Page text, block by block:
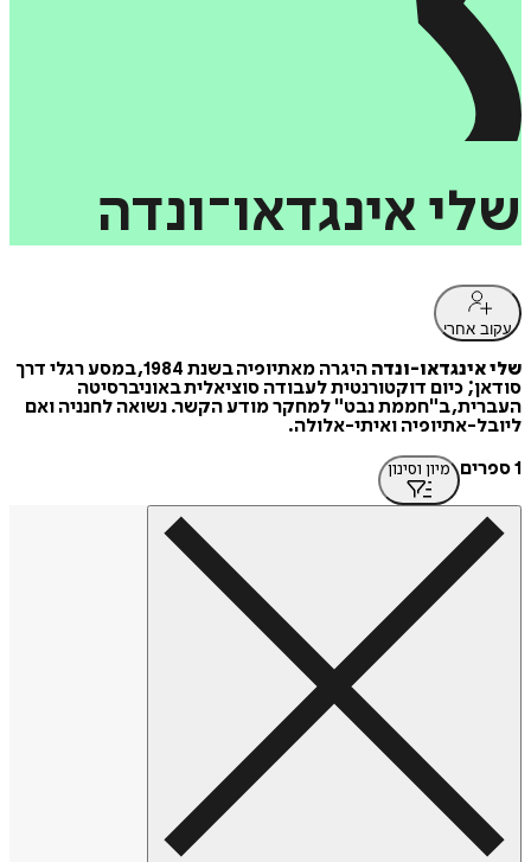
שלי אינגדאו־ונדה
עקוב אחרי
שלי אינגדאו-ונדה
היגרה מאתיופיה בשנת 1984, במסע רגלי דרך
סודאן; כיום דוקטורנטית לעבודה סוציאלית באוניברסיטה
העברית, ב"חממת נבט" למחקר מודע הקשר. נשואה לחנניה ואם
ליובל-אתיופיה ואיתי-אלולה.
1 ספרים
מיון וסינון